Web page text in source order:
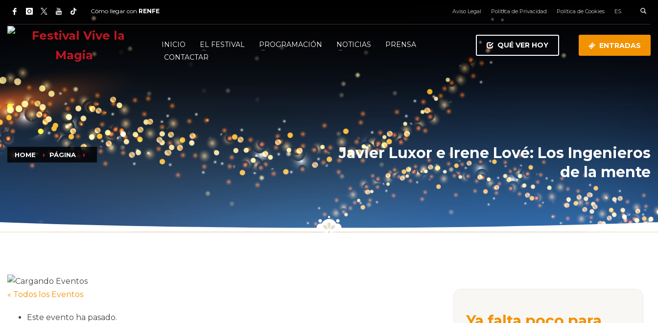
Cómo llegar con RENFE Aviso Legal Política de Privacidad Política de Cookies ES
INICIO EL FESTIVAL PROGRAMACIÓN NOTICIAS
PRENSA
CONTACTAR
QUÉ VER HOY ENTRADAS
HOME PÁGINA
Javier Luxor e Irene Lové: Los Ingenieros
de la mente
« Todos los Eventos
Este evento ha pasado.